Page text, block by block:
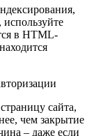
используйте
в HTML-
сайта,
чем закрытие
– даже если